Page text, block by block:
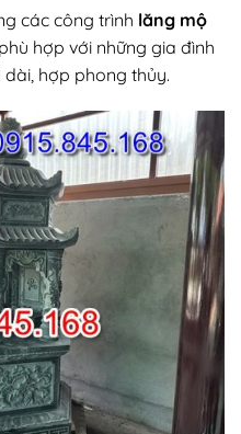
các công trình lăng mộ
hợp với những gia đình
hợp phong thủy.